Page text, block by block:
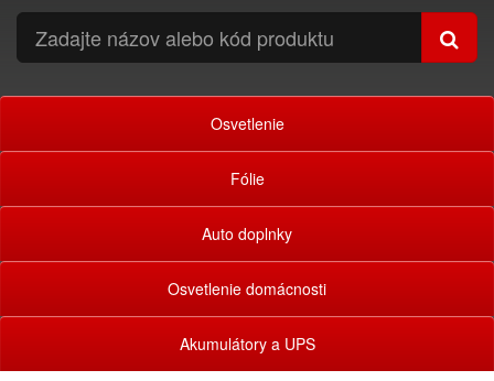
Osvetlenie
Fólie
Auto doplnky
Osvetlenie domácnosti
Akumulátory a UPS